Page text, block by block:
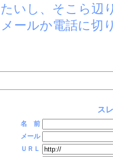
いし、そこら辺
ールか電話に切
ス
名 前
メール
ＵＲＬ